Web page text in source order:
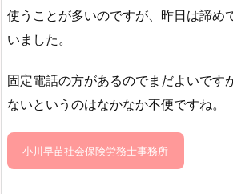
使うことが多いのですが、昨日は諦め
いました。
固定電話の方があるのでまだよいです
ないというのはなかなか不便ですね。
小川早苗社会保険労務士事務所